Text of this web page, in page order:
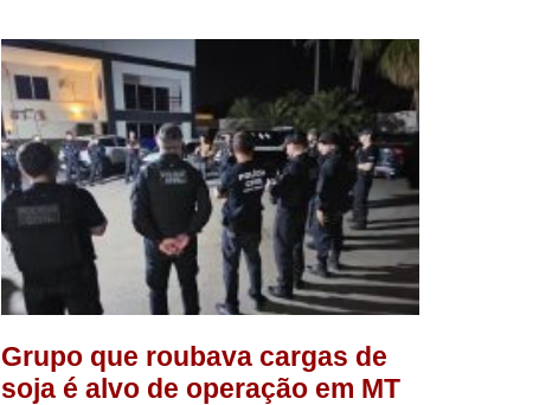
Grupo que roubava cargas de
soja é alvo de operação em MT